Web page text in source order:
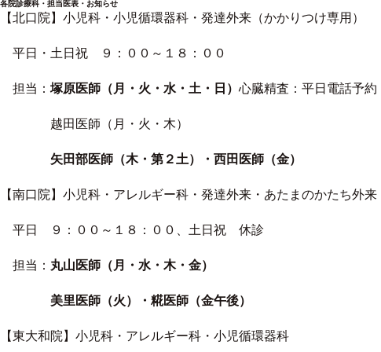
各院診療科・担当医表・お知らせ
【北口院】小児科・小児循環器科・発達外来（かかりつけ専用）
平日・土日祝 ９：００～１８：００
担当： 塚原医師（月・火・水・土・日） 心臓精査：平日電話予約
越田医師（月・火・木）
矢田部医師（木・第２土）・西田医師（金）
【南口院】小児科・アレルギー科・発達外来・あたまのかたち外来
平日 ９：００～１８：００、土日祝 休診
担当： 丸山医師（月・水・木・金）
美里医師（火）・糀医師（金午後）
【東大和院】小児科・アレルギー科・小児循環器科